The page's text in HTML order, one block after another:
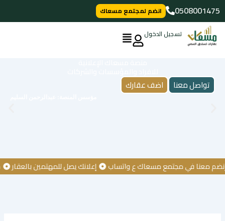
تخطي
إلى
المحتوى
0508001475
انضم لمجتمع مسعاك
تسجيل الدخول
تواصل معنا اضف عقارك
في مجتمع مسعاك ع واتساب إعلانك يصل للمهتمين بالعقار كن